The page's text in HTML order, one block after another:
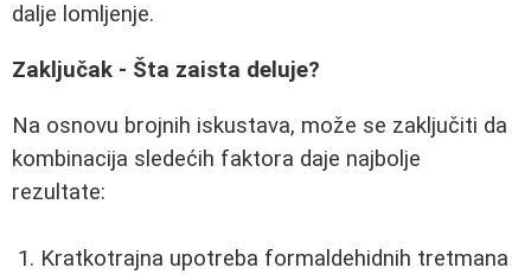
dalje lomljenje.
Zaključak - Šta zaista deluje?
Na osnovu brojnih iskustava, može se zaključiti da
kombinacija sledećih faktora daje najbolje
rezultate:
Kratkotrajna upotreba formaldehidnih tretmana